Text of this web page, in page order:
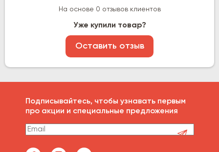
На основе 0 отзывов клиентов
Уже купили товар?
Оставить отзыв
Подписывайтесь, чтобы узнавать первым
про акции и специальные предложения